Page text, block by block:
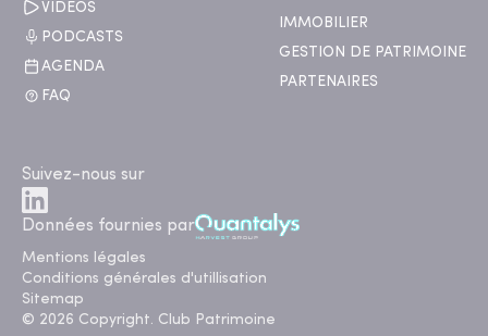
VIDÉOS
PODCASTS
AGENDA
FAQ
IMMOBILIER
GESTION DE PATRIMOINE
PARTENAIRES
Suivez-nous sur
Données fournies par
Mentions légales
Conditions générales d'utillisation
Sitemap
© 2026 Copyright. Club Patrimoine